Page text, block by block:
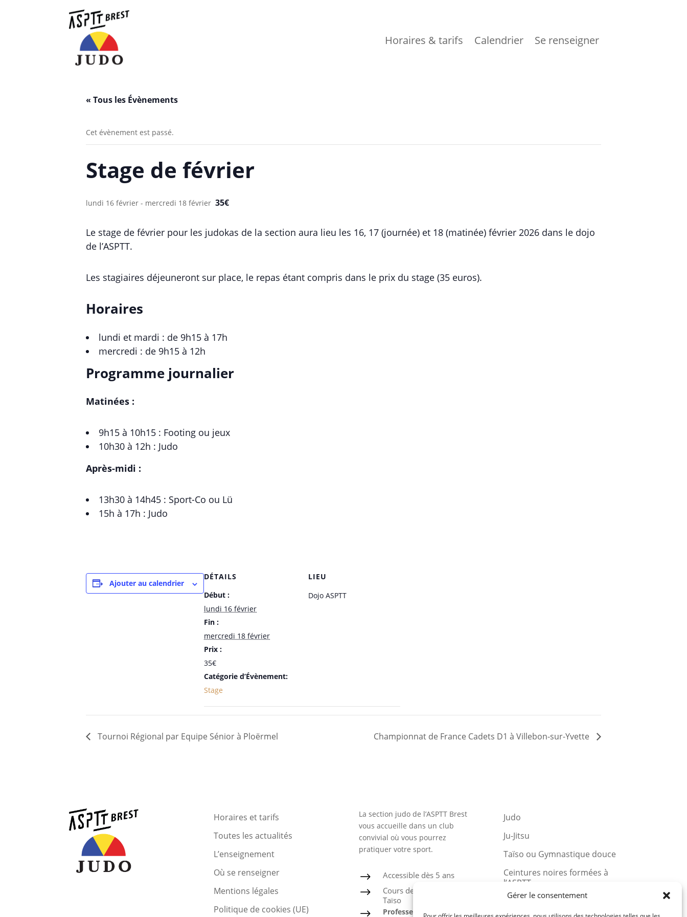
Gérer le consentement
Horaires & tarifs Calendrier Se renseigner
« Tous les Évènements
Cet évènement est passé.
Stage de février
lundi 16 février - mercredi 18 février 35€
Le stage de février pour les judokas de la section aura lieu les 16, 17 (journée) et 18 (matinée) février 2026 dans le dojo
de l’ASPTT.
Les stagiaires déjeuneront sur place, le repas étant compris dans le prix du stage (35 euros).
Horaires
lundi et mardi : de 9h15 à 17h
mercredi : de 9h15 à 12h
Programme journalier
Matinées :
9h15 à 10h15 : Footing ou jeux
10h30 à 12h : Judo
Après-midi :
13h30 à 14h45 : Sport-Co ou Lü
15h à 17h : Judo
Ajouter au calendrier
DÉTAILS
Début :
lundi 16 février
Fin :
mercredi 18 février
Prix :
35€
Catégorie d’Évènement:
Stage
LIEU
Dojo ASPTT
Tournoi Régional par Equipe Sénior à Ploërmel Championnat de France Cadets D1 à Villebon-sur-Yvette
Horaires et tarifs
Toutes les actualités
L’enseignement
Où se renseigner
Mentions légales
Politique de cookies (UE)
La section judo de l’ASPTT Brest
vous accueille dans un club
convivial où vous pourrez
pratiquer votre sport.
$ Accessible dès 5 ans
$
Cours de Judo, Ju-Jitsu et
Taïso
$
Professeur diplômé
Judo
Ju-Jitsu
Taïso ou Gymnastique douce
Ceintures noires formées à
l’ASPTT